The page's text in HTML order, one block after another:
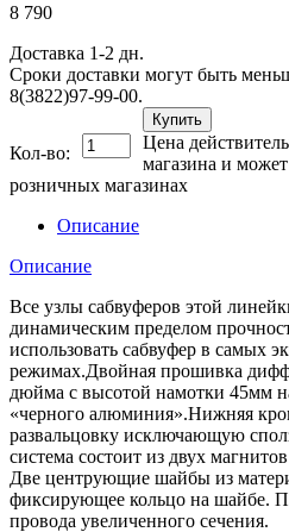
8 790
Доставка 1-2 дн.
Сроки доставки могут быть
8(3822)97-99-00.
Кол-во:
Купить
Цена
магазина и
розничных магазинах
Описание
Описание
Все узлы сабвуферов этой
динамическим пределом
использовать сабвуфер в самых
режимах.Двойная прошивка
дюйма с высотой намотки 45мм
«черного алюминия».Нижняя
развальцовку исключающую
система состоит из двух
Две центрующие шайбы из
фиксирующее кольцо на шайбе.
провода увеличенного сечения.